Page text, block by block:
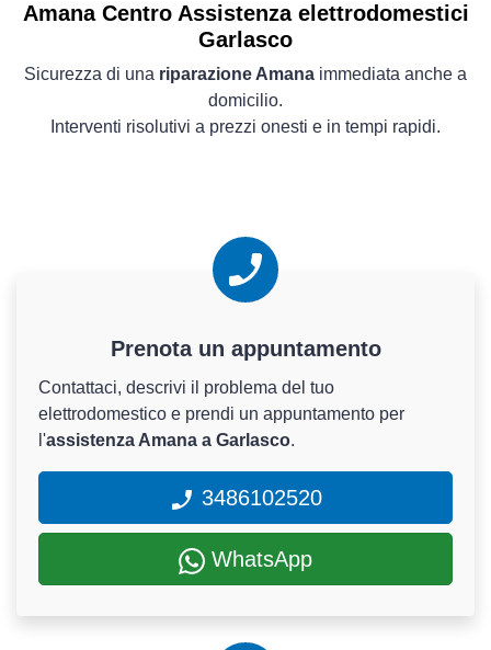
Amana Centro Assistenza elettrodomestici
Garlasco
Sicurezza di una riparazione Amana immediata anche a
domicilio.
Interventi risolutivi a prezzi onesti e in tempi rapidi.
Prenota un appuntamento
Contattaci, descrivi il problema del tuo
elettrodomestico e prendi un appuntamento per
l'assistenza Amana a Garlasco.
3486102520
WhatsApp